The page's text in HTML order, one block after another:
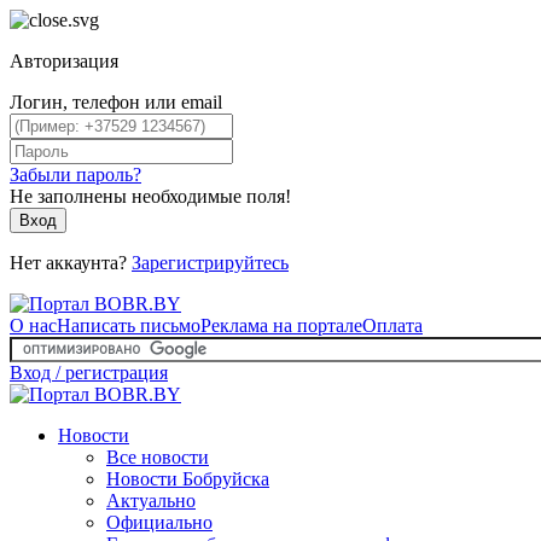
Авторизация
Логин, телефон или email
Забыли пароль?
Не заполнены необходимые поля!
Вход
Нет аккаунта? Зарегистрируйтесь
О насНаписать письмоРеклама на порталеОплата
Вход / регистрация
Новости
Все новости
Новости Бобруйска
Актуально
Официально